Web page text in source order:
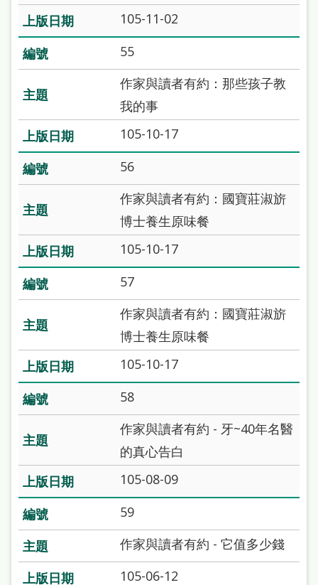
侵
權
處
辦
法
聯
絡
們
105-11-02
55
作家與讀者有約：那些孩子教
我的事
105-10-17
56
作家與讀者有約：國寶莊淑旂
博士養生原味餐
105-10-17
57
作家與讀者有約：國寶莊淑旂
博士養生原味餐
105-10-17
58
作家與讀者有約 - 牙~40年名醫
的真心告白
105-08-09
59
作家與讀者有約 - 它值多少錢
105-06-12